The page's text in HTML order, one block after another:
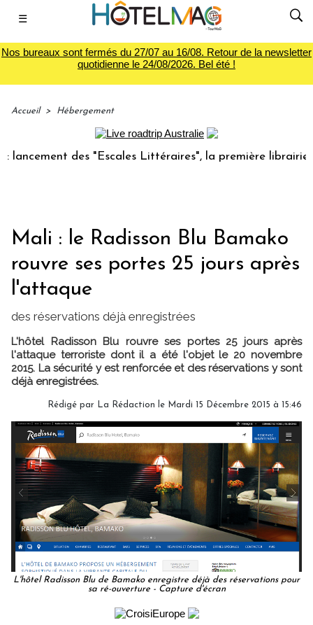
☰
Nos bureaux sont fermés du 27/07 au 16/08. Retour de la newsletter
quotidienne le 24/08/2026. Bel été !
Accueil > Hébergement
des "Escales Littéraires", la première librairie du
Mali : le Radisson Blu Bamako
rouvre ses portes 25 jours après
l'attaque
des réservations déjà enregistrées
L'hôtel Radisson Blu rouvre ses portes 25 jours après
l'attaque terroriste dont il a été l'objet le 20 novembre
2015. La sécurité y est renforcée et des réservations y sont
déjà enregistrées.
Rédigé par La Rédaction le Mardi 15 Décembre 2015 à 15:46
L'hôtel Radisson Blu de Bamako enregistre déjà des réservations pour
sa ré-ouverture - Capture d'écran